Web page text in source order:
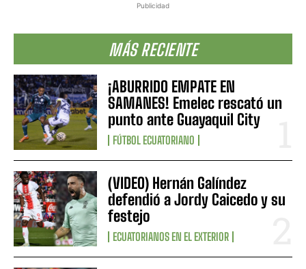
Publicidad
MÁS RECIENTE
¡ABURRIDO EMPATE EN
SAMANES! Emelec rescató un
punto ante Guayaquil City
FÚTBOL ECUATORIANO
(VIDEO) Hernán Galíndez
defendió a Jordy Caicedo y su
festejo
ECUATORIANOS EN EL EXTERIOR